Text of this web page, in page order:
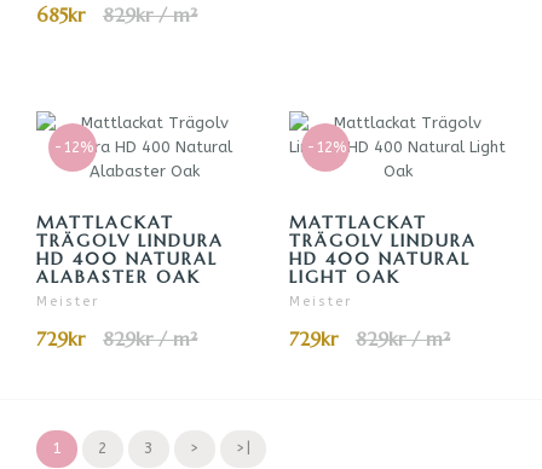
685kr 829kr / m²
-12%
MATTLACKAT
TRÄGOLV LINDURA
HD 400 NATURAL
ALABASTER OAK
Meister
729kr 829kr / m²
-12%
MATTLACKAT
TRÄGOLV LINDURA
HD 400 NATURAL
LIGHT OAK
Meister
729kr 829kr / m²
1 2 3 > >|